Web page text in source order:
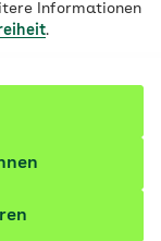
Informationen
.